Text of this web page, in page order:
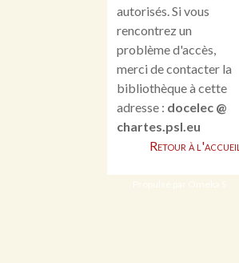
autorisés. Si vous
rencontrez un
problème d'accès,
merci de contacter la
bibliothèque à cette
adresse : docelec @
chartes.psl.eu
Retour à l'accueil
Propulsé par Omeka S